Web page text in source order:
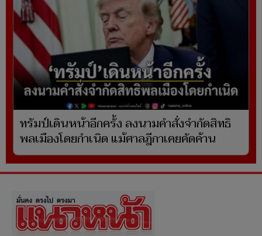
ทรัมป์เดินหน้าอีกครั้ง ลงนามคำสั่งจำกัดสิทธิ
พลเมืองโดยกำเนิด แม้ศาลฎีกาเคยคัดค้าน